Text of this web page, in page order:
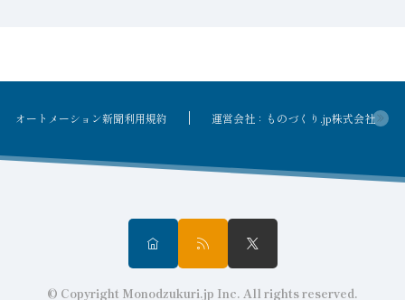
オートメーション新聞利用規約 運営会社：ものづくり.jp株式会社
© Copyright Monodzukuri.jp Inc. All rights reserved.